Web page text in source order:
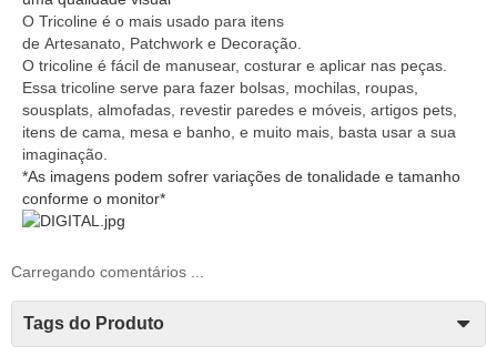
O Tricoline é o mais usado para itens
de Artesanato Patchwork e Decoração
O tricoline é fácil de manusear, costurar e aplicar nas peças.
Essa tricoline serve para fazer bolsas, mochilas, roupas,
sousplats, almofadas, revestir paredes e móveis, artigos pets,
itens de cama, mesa e banho, e muito mais, basta usar a sua
imaginação.
*As imagens podem sofrer variações de tonalidade e tamanho
conforme o monitor*
Carregando comentários ...
Tags do Produto